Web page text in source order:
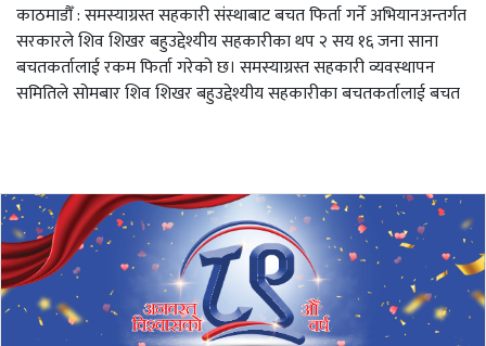
काठमाडौँ : समस्याग्रस्त सहकारी संस्थाबाट बचत फिर्ता गर्ने अभियानअन्तर्गत
सरकारले शिव शिखर बहुउद्देश्यीय सहकारीका थप २ सय १६ जना साना
बचतकर्तालाई रकम फिर्ता गरेको छ। समस्याग्रस्त सहकारी व्यवस्थापन
समितिले सोमबार शिव शिखर बहुउद्देश्यीय सहकारीका बचतकर्तालाई बचत